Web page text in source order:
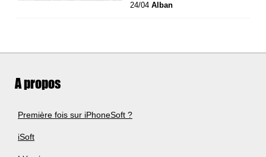
24/04Alban
A propos
Première fois sur iPhoneSoft ?
iSoft